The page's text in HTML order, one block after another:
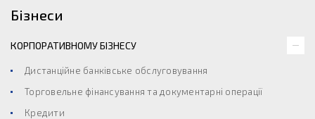
Бізнеси
КОРПОРАТИВНОМУ БІЗНЕСУ
Дистанційне банківське обслуговування
Торговельне фінансування та документарні операції
Кредити